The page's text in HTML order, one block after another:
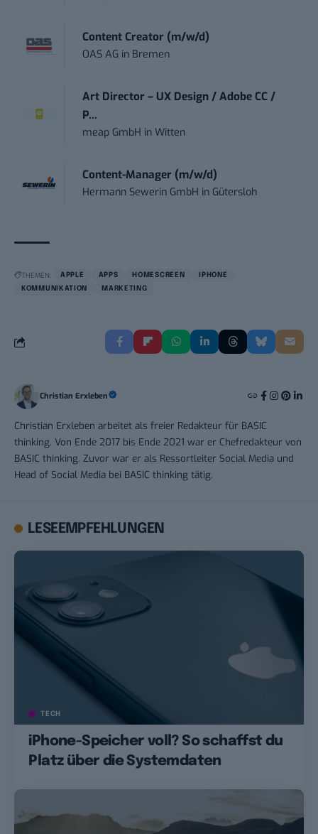
Content Creator (m/w/d)
OAS AG in Bremen
Art Director – UX Design / Adobe CC /
P...
meap GmbH inWitten
Content-Manager (m/w/d)
Hermann Sewerin GmbH in Gütersloh
THEMEN: APPLE APPS HOMESCREEN
IPHONE
KOMMUNIKATION
MARKETING
Christian Erxleben
Christian Erxleben arbeitet als freier Redakteur für BASIC
thinking. Von Ende 2017 bis Ende 2021 war er Chefredakteur von
BASIC thinking. Zuvor war er als Ressortleiter Social Media und
Head of Social Media bei BASIC thinking tätig.
LESEEMPFEHLUNGEN
TECH
iPhone-Speicher voll? So schaffst du
Platz über die Systemdaten